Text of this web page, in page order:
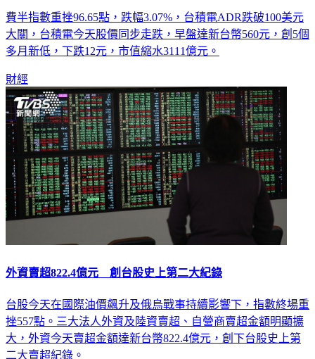
費半指數重挫96.65點，跌幅3.07%，台積電ADR跌破100美元
大關，台積電今天股價同步走跌，早盤達新台幣560元，創5個
多月新低，下跌12元，市值縮水3111億元。
財經
外資賣超822.4億元 創台股史上第二大紀錄
台股今天在國際油價飆升及俄烏戰事持續影響下，指數終場重
挫557點。三大法人外資及陸資賣超、自營商賣超金額明顯擴
大，外資今天賣超金額達新台幣822.4億元，創下台股史上第
二大賣超紀錄。